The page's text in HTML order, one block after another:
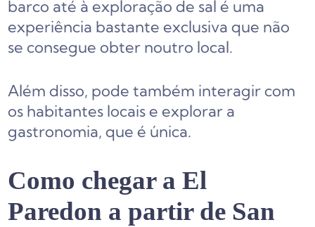
barco até à exploração de sal é uma
experiência bastante exclusiva que não
se consegue obter noutro local.
Além disso, pode também interagir com
os habitantes locais e explorar a
gastronomia, que é única.
Como chegar a El
Paredon a partir de San